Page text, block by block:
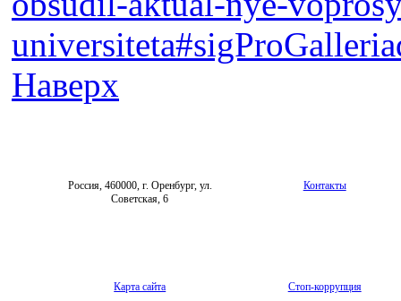
Наверх
Россия, 460000, г. Оренбург, ул.
Советская, 6
Контакты
Карта сайта Стоп-коррупция